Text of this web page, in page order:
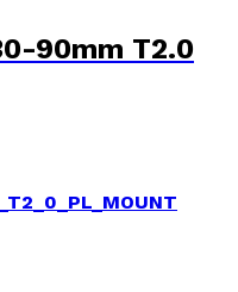
90mm T2.0